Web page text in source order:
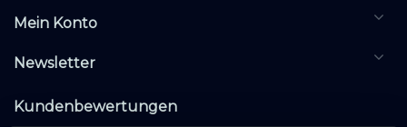
Mein Konto
Newsletter
Kundenbewertungen